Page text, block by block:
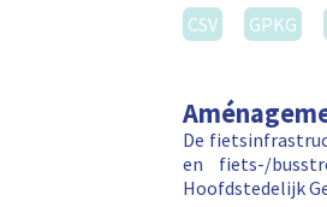
CSV
GPKG
De
en fiets-/
Hoofdstedelijk